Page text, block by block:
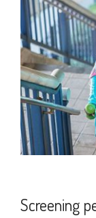
Screening